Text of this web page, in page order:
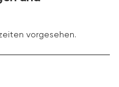
vorgesehen.